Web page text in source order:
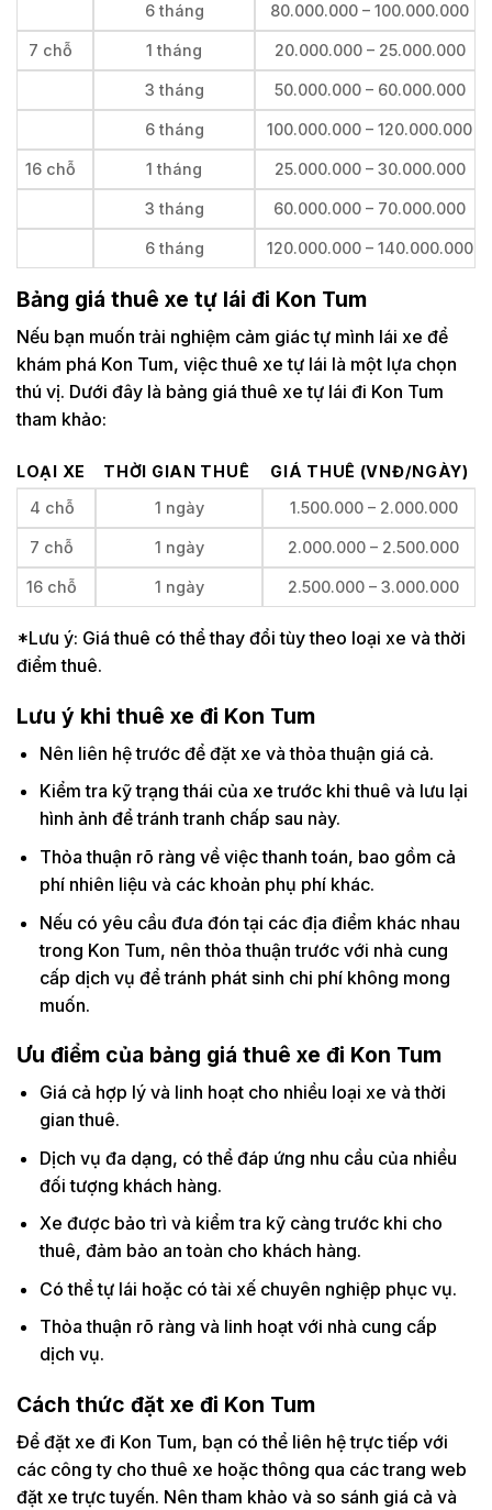
6 tháng 80.000.000 – 100.000.000
7 chỗ 1 tháng 20.000.000 – 25.000.000
3 tháng 50.000.000 – 60.000.000
6 tháng 100.000.000 – 120.000.000
16 chỗ 1 tháng 25.000.000 – 30.000.000
3 tháng 60.000.000 – 70.000.000
6 tháng 120.000.000 – 140.000.000
Bảng giá thuê xe tự lái đi Kon Tum
Nếu bạn muốn trải nghiệm cảm giác tự mình lái xe để
khám phá Kon Tum, việc thuê xe tự lái là một lựa chọn
thú vị. Dưới đây là bảng giá thuê xe tự lái đi Kon Tum
tham khảo:
LOẠI XE THỜI GIAN THUÊ
GIÁ THUÊ (VNĐ/NGÀY)
4 chỗ
1 ngày 1.500.000 – 2.000.000
7 chỗ 1 ngày 2.000.000 – 2.500.000
16 chỗ 1 ngày 2.500.000 – 3.000.000
*Lưu ý: Giá thuê có thể thay đổi tùy theo loại xe và thời
điểm thuê.
Lưu ý khi thuê xe đi Kon Tum
Nên liên hệ trước để đặt xe và thỏa thuận giá cả.
Kiểm tra kỹ trạng thái của xe trước khi thuê và lưu lại
hình ảnh để tránh tranh chấp sau này.
Thỏa thuận rõ ràng về việc thanh toán, bao gồm cả
phí nhiên liệu và các khoản phụ phí khác.
Nếu có yêu cầu đưa đón tại các địa điểm khác nhau
trong Kon Tum, nên thỏa thuận trước với nhà cung
cấp dịch vụ để tránh phát sinh chi phí không mong
muốn.
Ưu điểm của bảng giá thuê xe đi Kon Tum
Giá cả hợp lý và linh hoạt cho nhiều loại xe và thời
gian thuê.
Dịch vụ đa dạng, có thể đáp ứng nhu cầu của nhiều
đối tượng khách hàng.
Xe được bảo trì và kiểm tra kỹ càng trước khi cho
thuê, đảm bảo an toàn cho khách hàng.
Có thể tự lái hoặc có tài xế chuyên nghiệp phục vụ.
Thỏa thuận rõ ràng và linh hoạt với nhà cung cấp
dịch vụ.
Cách thức đặt xe đi Kon Tum
Để đặt xe đi Kon Tum, bạn có thể liên hệ trực tiếp với
các công ty cho thuê xe hoặc thông qua các trang web
đặt xe trực tuyến. Nên tham khảo và so sánh giá cả và